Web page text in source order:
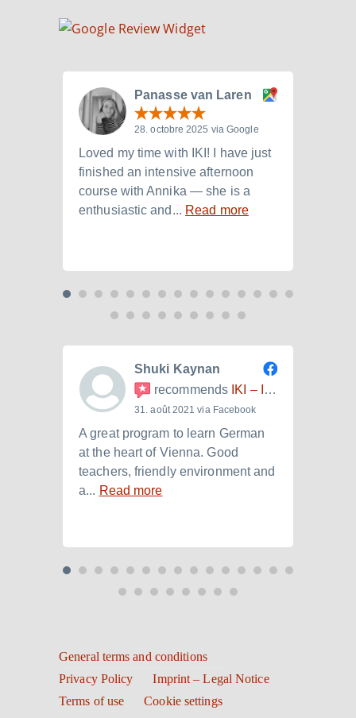
Panasse van Laren
28. octobre 2025 via Google
Loved my time with IKI! I have just
finished an intensive afternoon
course with Annika — she is a
enthusiastic and... Read more
Shuki Kaynan
recommends IKI – Internationales Kulturinstitut
31. août 2021 via Facebook
A great program to learn German
at the heart of Vienna. Good
teachers, friendly environment and
a... Read more
General terms and conditions
Privacy Policy
Imprint – Legal Notice
Terms of use
Cookie settings